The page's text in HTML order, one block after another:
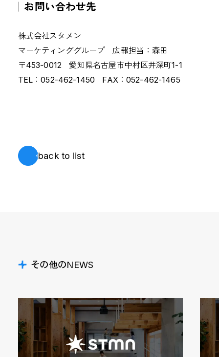
お問い合わせ先
株式会社スタメン
マーケティンググループ 広報担当：森田
〒453-0012 愛知県名古屋市中村区井深町1-1
TEL：052-462-1450 FAX：052-462-1465
back to list
その他のNEWS